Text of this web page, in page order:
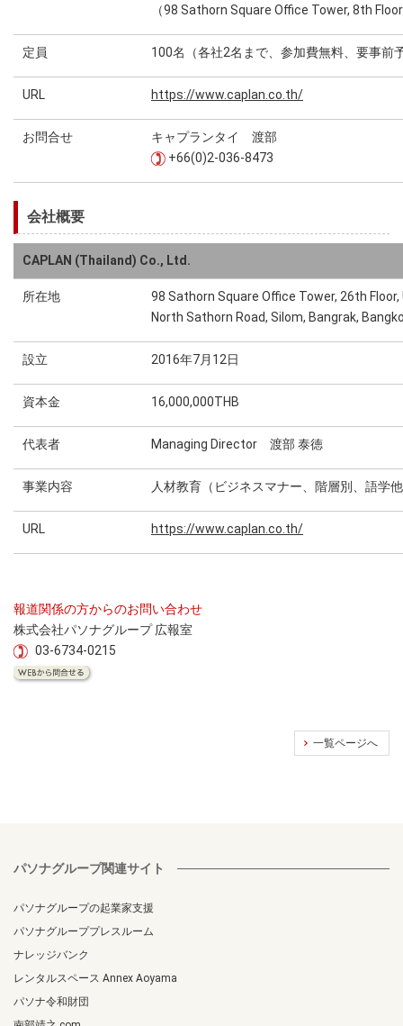
（98 Sathorn Square Office Tower, 8th
定員 100名（各社2名まで、参加費無料、要事前
URL https://www.caplan.co.th/
お問合せ
キャプランタイ 渡部
+66(0)2-036-8473
会社概要
CAPLAN (Thailand) Co., Ltd.
所在地
98 Sathorn Square Office Tower, 26th Floor,
North Sathorn Road, Silom, Bangrak,
設立 2016年7月12日
資本金 16,000,000THB
代表者 Managing Director 渡部 泰徳
事業内容 人材教育（ビジネスマナー、階層別、語学
URL https://www.caplan.co.th/
報道関係の方からのお問い合わせ
株式会社パソナグループ 広報室
03-6734-0215
一覧ページへ
パソナグループ関連サイト
パソナグループの起業家支援
パソナグループプレスルーム
ナレッジバンク
レンタルスペース Annex Aoyama
パソナ令和財団